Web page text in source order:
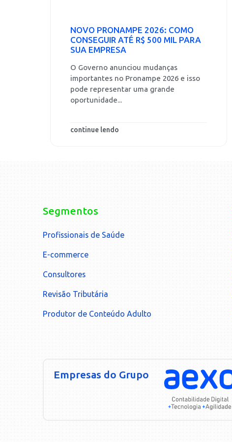
NOVO PRONAMPE 2026: COMO
CONSEGUIR ATÉ R$ 500 MIL PARA
SUA EMPRESA
O Governo anunciou mudanças
importantes no Pronampe 2026 e isso
pode representar uma grande
oportunidade...
continue lendo
Segmentos
Profissionais de Saúde
E-commerce
Consultores
Revisão Tributária
Produtor de Conteúdo Adulto
Empresas do Grupo